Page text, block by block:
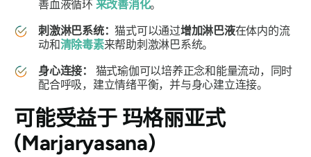
善血液循环 来改善消化。
刺激淋巴系统：猫式可以通过增加淋巴液在体内的流
动和清除毒素来帮助刺激淋巴系统。
身心连接： 猫式瑜伽可以培养正念和能量流动，同时
配合呼吸，建立情绪平衡，并与身心建立连接。
可能受益于 玛格丽亚式
(Marjaryasana)